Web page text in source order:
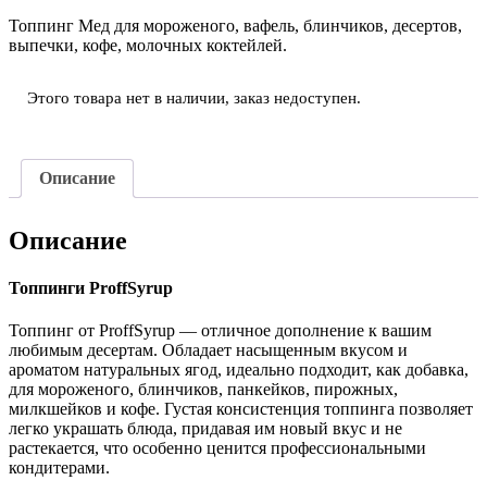
Топпинг Мед для мороженого, вафель, блинчиков, десертов,
выпечки, кофе, молочных коктейлей.
Этого товара нет в наличии, заказ недоступен.
Описание
Описание
Топпинги ProffSyrup
Топпинг от ProffSyrup — отличное дополнение к вашим
любимым десертам. Обладает насыщенным вкусом и
ароматом натуральных ягод, идеально подходит, как добавка,
для мороженого, блинчиков, панкейков, пирожных,
милкшейков и кофе. Густая консистенция топпинга позволяет
легко украшать блюда, придавая им новый вкус и не
растекается, что особенно ценится профессиональными
кондитерами.